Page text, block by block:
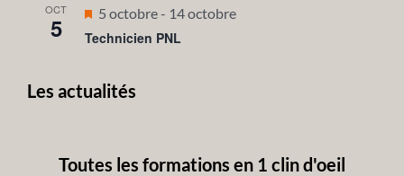
OCT
5
Mis
en
5 octobre- 14 octobre
Technicien PNL
Les actualités
Toutes les formations en 1 clin d'oeil